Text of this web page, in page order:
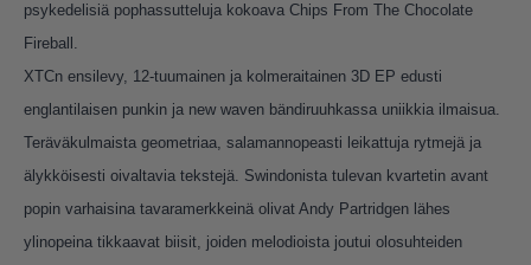
psykedelisiä pophassutteluja kokoava Chips From The Chocolate
Fireball.
XTCn ensilevy, 12-tuumainen ja kolmeraitainen 3D EP edusti
englantilaisen punkin ja new waven bändiruuhkassa uniikkia ilmaisua.
Teräväkulmaista geometriaa, salamannopeasti leikattuja rytmejä ja
älykköisesti oivaltavia tekstejä. Swindonista tulevan kvartetin avant
popin varhaisina tavaramerkkeinä olivat Andy Partridgen lähes
ylinopeina tikkaavat biisit, joiden melodioista joutui olosuhteiden